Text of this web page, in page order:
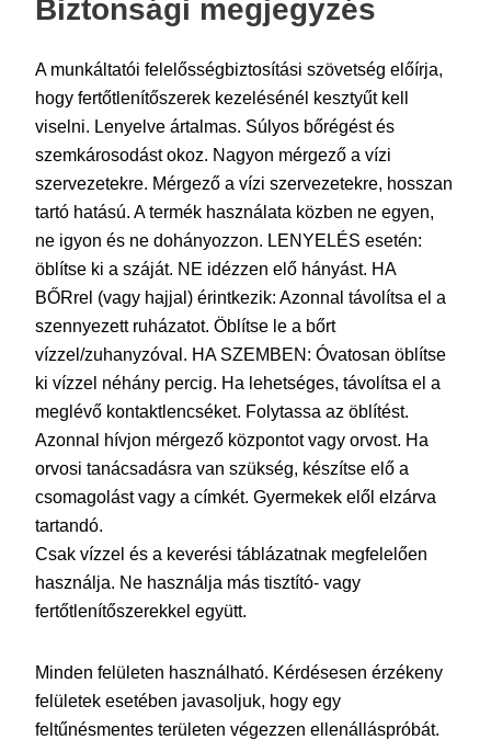
Biztonsági megjegyzés
A munkáltatói felelősségbiztosítási szövetség előírja,
hogy fertőtlenítőszerek kezelésénél kesztyűt kell
viselni. Lenyelve ártalmas. Súlyos bőrégést és
szemkárosodást okoz. Nagyon mérgező a vízi
szervezetekre. Mérgező a vízi szervezetekre, hosszan
tartó hatású. A termék használata közben ne egyen,
ne igyon és ne dohányozzon. LENYELÉS esetén:
öblítse ki a száját. NE idézzen elő hányást. HA
BŐRrel (vagy hajjal) érintkezik: Azonnal távolítsa el a
szennyezett ruházatot. Öblítse le a bőrt
vízzel/zuhanyzóval. HA SZEMBEN: Óvatosan öblítse
ki vízzel néhány percig. Ha lehetséges, távolítsa el a
meglévő kontaktlencséket. Folytassa az öblítést.
Azonnal hívjon mérgező központot vagy orvost. Ha
orvosi tanácsadásra van szükség, készítse elő a
csomagolást vagy a címkét. Gyermekek elől elzárva
tartandó.
Csak vízzel és a keverési táblázatnak megfelelően
használja. Ne használja más tisztító- vagy
fertőtlenítőszerekkel együtt.
Minden felületen használható. Kérdésesen érzékeny
felületek esetében javasoljuk, hogy egy
feltűnésmentes területen végezzen ellenálláspróbát.